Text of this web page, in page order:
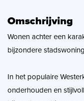
Nieuws
Contact
Omschrijving
Wonen achter een
bijzondere
In het populaire
onderhouden en